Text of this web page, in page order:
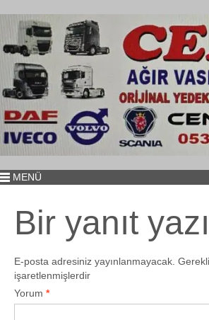
MENÜ
Bir yanıt
E-posta adresiniz yayınlanmayacak.
işaretlenmişlerdir
Yorum *